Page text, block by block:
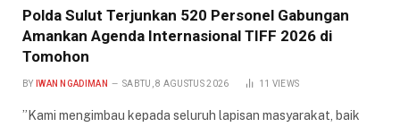
​Polda Sulut Terjunkan 520 Personel Gabungan
Amankan Agenda Internasional TIFF 2026 di
Tomohon
BY IWAN NGADIMAN SABTU, 8 AGUSTUS 2026 11 VIEWS
​”Kami mengimbau kepada seluruh lapisan masyarakat, baik